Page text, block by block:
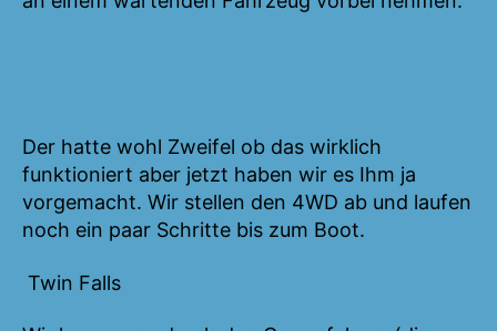
Der hatte wohl Zweifel ob das wirklich
funktioniert aber jetzt haben wir es Ihm ja
vorgemacht. Wir stellen den 4WD ab und laufen
noch ein paar Schritte bis zum Boot.
Twin Falls